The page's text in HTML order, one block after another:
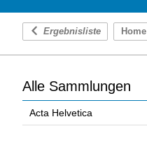
Ergebnisliste Home
Alle Sammlungen
Acta Helvetica